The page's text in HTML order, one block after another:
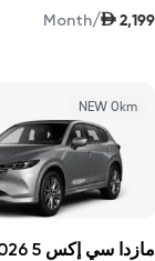
AED 2,199
/
Month
NEW 0km
مازدا سي إكس 5 GL 2026